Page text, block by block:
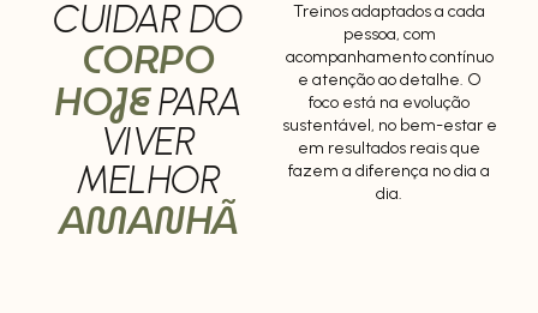
CUIDAR DO
CORPO
HOJEPARA
VIVER
MELHOR
AMANHÃ
Treinos adaptados a cada
pessoa, com
acompanhamento contínuo
e atenção ao detalhe. O
foco está na evolução
sustentável, no bem-estar e
em resultados reais que
fazem a diferença no dia a
dia.